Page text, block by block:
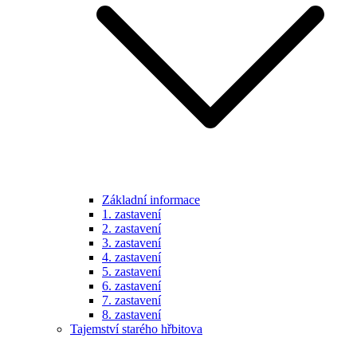
Základní informace
1. zastavení
2. zastavení
3. zastavení
4. zastavení
5. zastavení
6. zastavení
7. zastavení
8. zastavení
Tajemství starého hřbitova